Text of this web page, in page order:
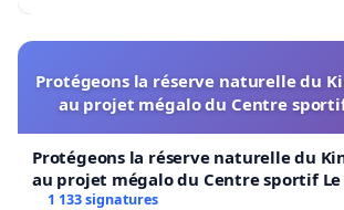
Protégeons la réserve naturelle du
au projet mégalo du Centre sportif
Protégeons la réserve naturelle du
au projet mégalo du Centre sportif Le
1 133 signatures